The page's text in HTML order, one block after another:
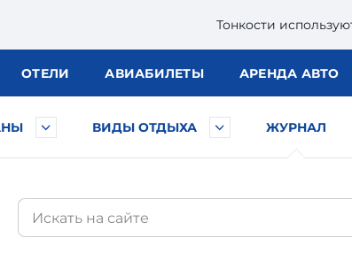
Тонкости
ОТЕЛИ АВИАБИЛЕТЫ АРЕНДА АВТО
ВИДЫ ОТДЫХА ЖУРНАЛ